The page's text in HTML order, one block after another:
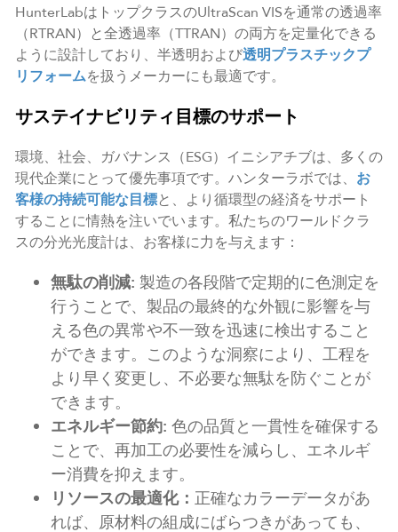
HunterLabはトップクラスのUltraScan VISを通常の透過率
（RTRAN）と全透過率（TTRAN）の両方を定量化できる
ように設計しており、半透明および透明プラスチックプ
リフォームを扱うメーカーにも最適です。
サステイナビリティ目標のサポート
環境、社会、ガバナンス（ESG）イニシアチブは、多くの
現代企業にとって優先事項です。ハンターラボでは、 お
客様の持続可能な目標と、より循環型の経済をサポート
することに情熱を注いでいます。私たちのワールドクラ
スの分光光度計は、お客様に力を与えます：
無駄の削減: 製造の各段階で定期的に色測定を
行うことで、製品の最終的な外観に影響を与
える色の異常や不一致を迅速に検出すること
ができます。このような洞察により、工程を
より早く変更し、不必要な無駄を防ぐことが
できます。
エネルギー節約: 色の品質と一貫性を確保する
ことで、再加工の必要性を減らし、エネルギ
ー消費を抑えます。
リソースの最適化： 正確なカラーデータがあ
れば、原材料の組成にばらつきがあっても、